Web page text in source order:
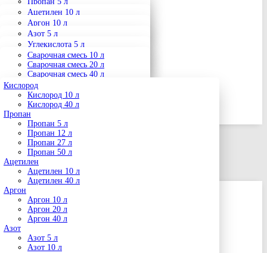
Пропан 12 л
Пропан 27 л
Пропан 50 л
Ацетилен 10 л
Ацетилен 40 л
Аргон
Аргон 10 л
Аргон 20 л
Аргон 40 л
Азот
Азот 5 л
Азот 10 л
Азот 20 л
Азот 40 л
Углекислота
Углекислота 5 л
Углекислота 10 л
Углекислота 20 л
Углекислота 40 л
Сварочные смеси
Сварочная смесь 10 л
Сварочная смесь 20 л
Сварочная смесь 40 л
Услуги и товары
Кислород
Кислород 10 л
Кислород 40 л
Пропан
Пропан 5 л
Пропан 12 л
Пропан 27 л
Пропан 50 л
Ацетилен
Ацетилен 10 л
Ацетилен 40 л
Аргон
Аргон 10 л
Аргон 20 л
Аргон 40 л
Азот
Азот 5 л
Азот 10 л
0
Избранное
Сравнение
Избранное
Сравнение
Корзина
Доставка пропана в